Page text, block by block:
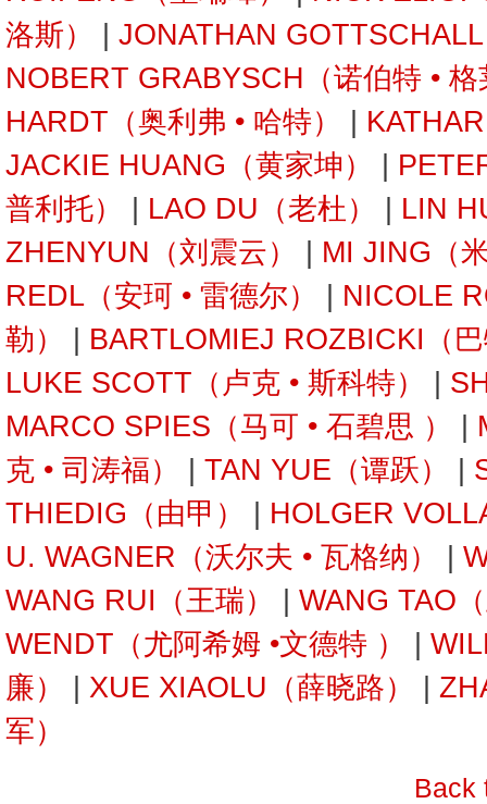
洛斯）
JONATHAN
NOBERT GRABYSCH（诺伯特 •
HARDT（奥利弗 • 哈特）
JACKIE HUANG（黄家坤）
普利托）
LAO DU（老杜）
LIN
ZHENYUN（刘震云）
MI JING（
REDL（安珂 • 雷德尔）
NICOLE
勒）
BARTLOMIEJ ROZBICKI（
LUKE SCOTT（卢克 • 斯科特）
MARCO SPIES（马可 • 石碧思 ）
克 • 司涛福）
TAN YUE（谭跃）
THIEDIG（由甲）
HOLGER
U. WAGNER（沃尔夫 • 瓦格纳）
WANG RUI（王瑞）
WANG TAO
WENDT（尤阿希姆 •文德特 ）
廉）
XUE XIAOLU（薛晓路）
军）
Back